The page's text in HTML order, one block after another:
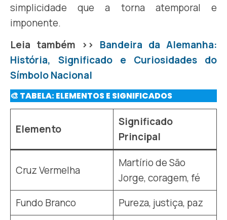
simplicidade que a torna atemporal e
imponente.
Leia também >> Bandeira da Alemanha:
História, Significado e Curiosidades do
Símbolo Nacional
🎨 TABELA: ELEMENTOS E SIGNIFICADOS
Elemento
Significado
Principal
Cruz Vermelha
Martírio de São
Jorge, coragem, fé
Fundo Branco
Pureza, justiça, paz